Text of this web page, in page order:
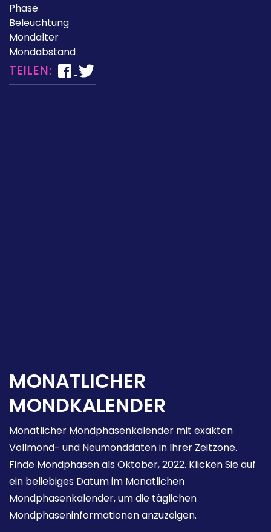
Phase
Beleuchtung
Mondalter
Mondabstand
TEILEN:
MONATLICHER
MONDKALENDER
Monatlicher Mondphasenkalender mit exakten
Vollmond- und Neumonddaten in Ihrer Zeitzone.
Finde Mondphasen als Oktober, 2022. Klicken Sie auf
ein beliebiges Datum im Monatlichen
Mondphasenkalender, um die täglichen
Mondphaseninformationen anzuzeigen.